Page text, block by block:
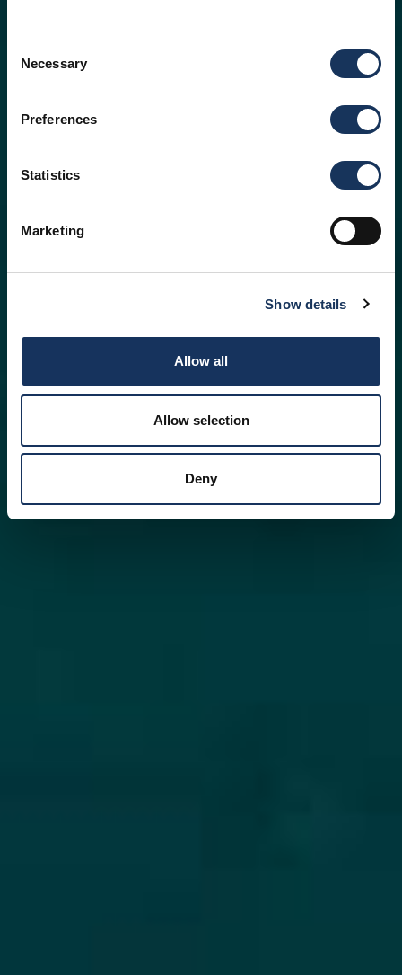
Selection
Necessary
Preferences
Statistics
Marketing
Show details
Allow all
Allow selection
Deny